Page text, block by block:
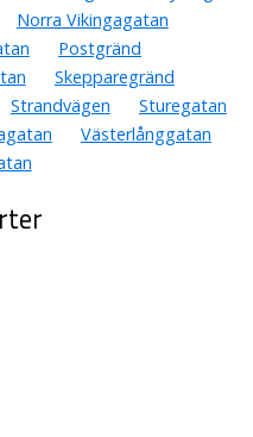
Norra Vikingagatan
Postgränd
Skepparegränd
Strandvägen
Sturegatan
Västerlånggatan